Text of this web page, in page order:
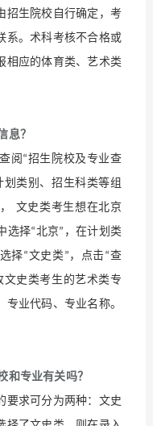
招生院校自行确定，考
系。术科考核不合格或
相应的体育类、艺术类
息？
阅 “招生院校及专业查
类别、招生科类等组
文史类考生想在北京
选择“ 北京” ，在计划类
择“文史类 ” ，点击“查
史类考生的艺术类专
业代码、专业名称。
和专业有关吗？
要求可分为两种：文史